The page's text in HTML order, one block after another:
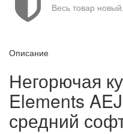
Весь товар
Описание
Негорючая
Elements
средний